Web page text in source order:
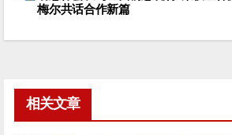
航
梅尔共话合作新篇
相关文章